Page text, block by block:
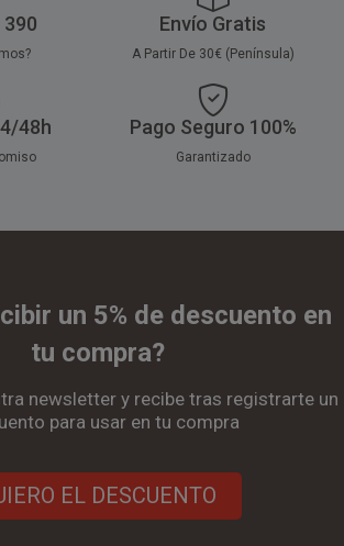
390 Envío Gratis
A Partir De 30€ (Península)
48h Pago Seguro 100%
Garantizado
un 5% de descuento en
tu compra?
newsletter y recibe tras registrarte un
para usar en tu compra
EL DESCUENTO